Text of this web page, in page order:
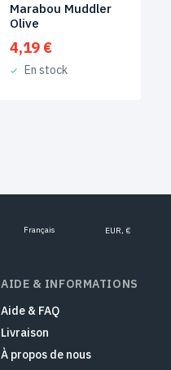
Marabou Muddler
Olive
4,19 €
En stock
Français EUR, €
AIDE & INFORMATIONS
Aide & FAQ
Livraison
À propos de nous